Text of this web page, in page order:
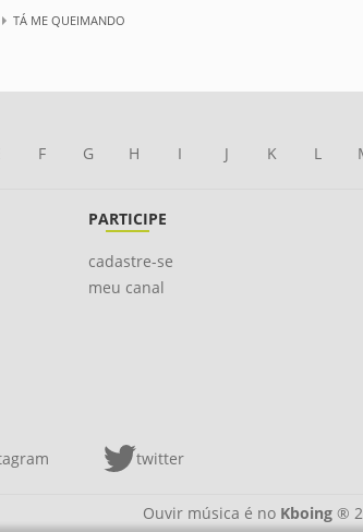
TÁ ME QUEIMANDO
F G H I J K L
PARTICIPE
cadastre-se
meu canal
twitter
Ouvir música é no Kboing®